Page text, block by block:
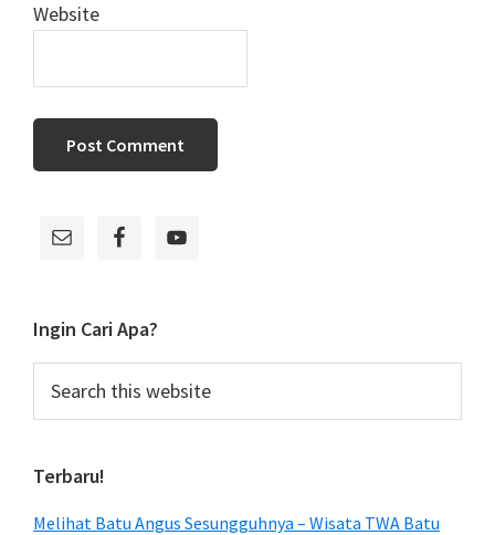
Website
Primary
Ingin Cari Apa?
this
Terbaru!
Melihat Batu Angus Sesungguhnya – Wisata TWA Batu